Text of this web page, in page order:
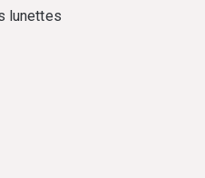
lunettes